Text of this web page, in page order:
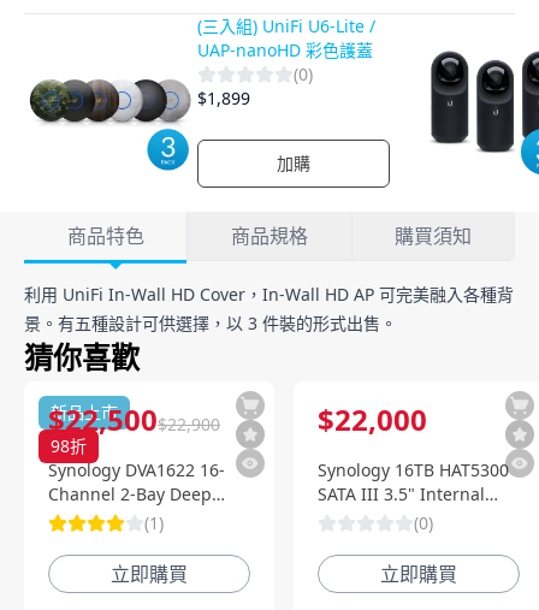
(三入組) UniFi U6-Lite /
UAP-nanoHD 彩色護蓋
(0)
$1,899
加購
產品詳情商品特色 商品規格 購買須知
商品特色
利用 UniFi In-Wall HD Cover， In-Wall HD AP 可完美融入各種背
景。有五種設計可供選擇，以 3 件裝的形式出售。
猜你喜歡
新品上市
98折
$22,500$22,900
Synology DVA1622 16-
Channel 2-Bay Deep
Learning NVR 深度智慧影
(1)
立即購買
$22,000
Synology 16TB HAT5300
SATA III 3.5" Internal
Enterprise HDD
(0)
立即購買